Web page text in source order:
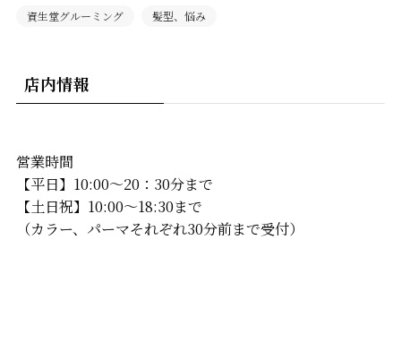
資生堂グルーミング
髪型、悩み
店内情報
営業時間
【平日】10:00〜20：30分まで
【土日祝】10:00〜18:30まで
（カラー、パーマそれぞれ30分前まで受付）